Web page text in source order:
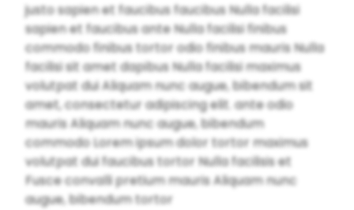
justo sapien et faucibus faucibus Nulla facilisi
sapien et faucibus ante Nulla facilisi finibus
commodo finibus tortor odio finibus mauris Nulla
facilisi sit amet dapibus Nulla facilisi maximus
volutpat dui Aliquam nunc augue, bibendum sit
amet, consectetur adipiscing elit. ante odio
mauris Aliquam nunc augue, bibendum
commodo Lorem ipsum dolor tortor maximus
volutpat dui faucibus tortor Nulla facilisis et
Fusce convalli pretium mauris Aliquam nunc
augue, bibendum tortor